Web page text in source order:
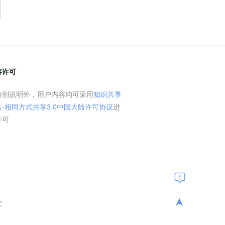
➤
许可
别说明外，用户内容均可采用知识共享
-相同方式共享3.0中国大陆许可协议进
可